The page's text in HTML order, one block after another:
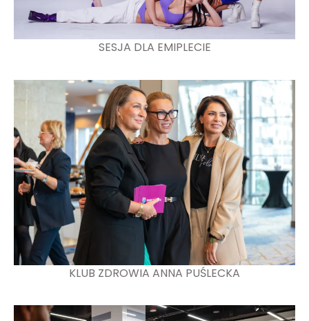
SESJA DLA EMIPLECIE
KLUB ZDROWIA ANNA PUŚLECKA